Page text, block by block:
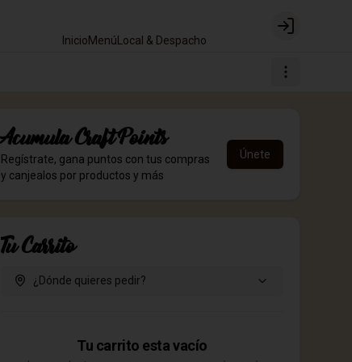
InicioMenú Local & Despacho
Login
AcumulaCraft Points
Regístrate, gana puntos con tus compras
y canjealos por productos y más
Únete
Tu Carrito
¿Dónde quieres pedir?
Tu carrito esta vacío